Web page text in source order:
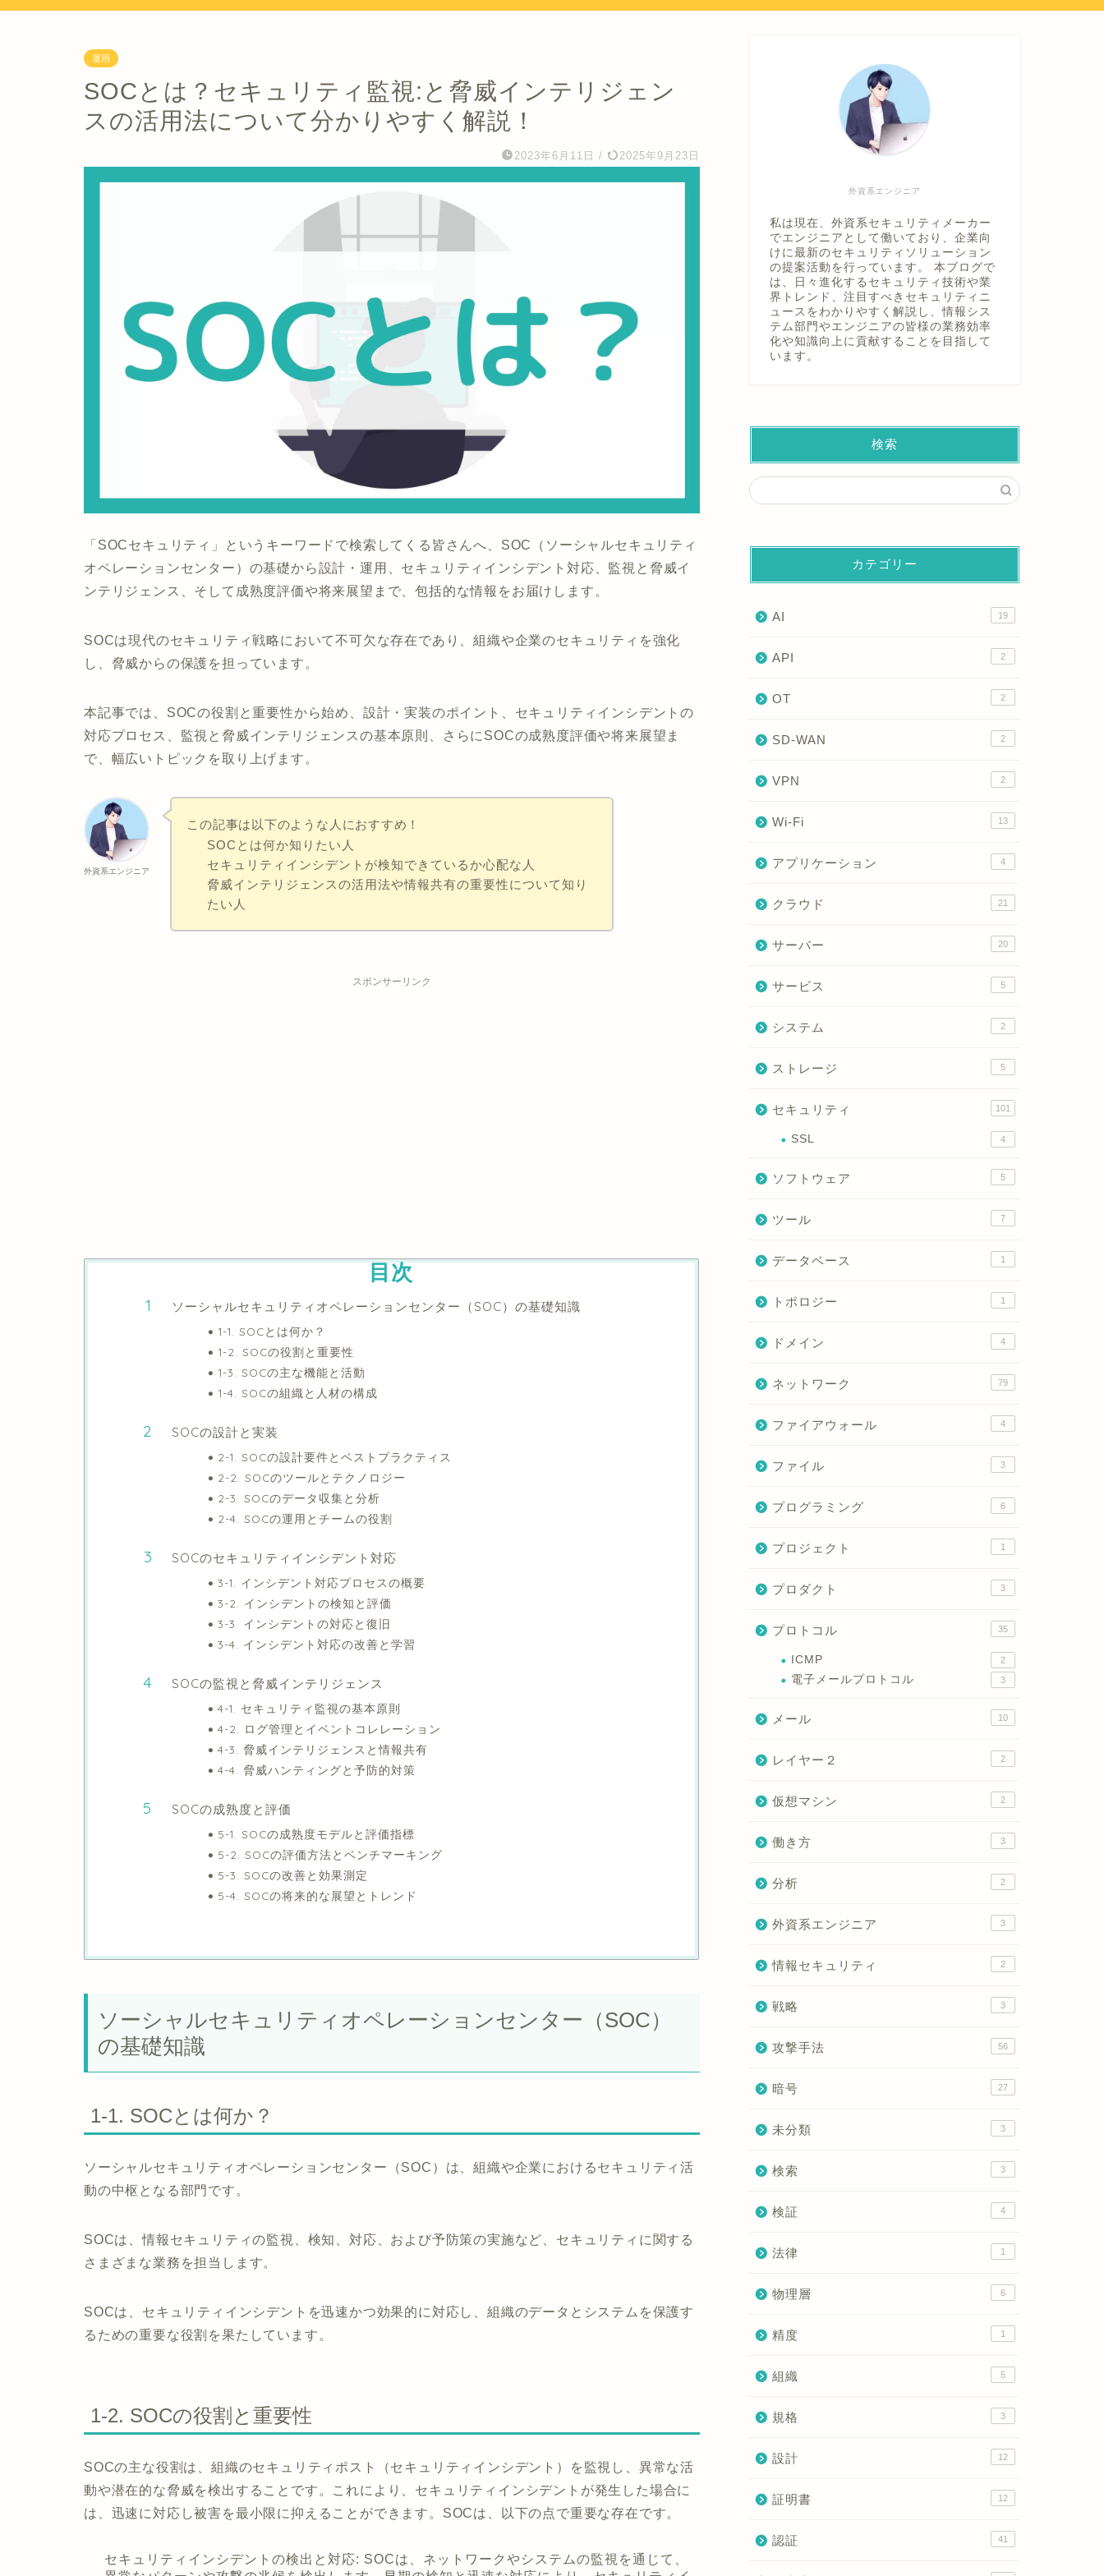
運用
SOCとは？セキュリティ監視:と脅威インテリジェン
スの活用法について分かりやすく解説！
2023年6月11日 / 2025年9月23日
「SOCセキュリティ」というキーワードで検索してくる皆さんへ、SOC（ソーシャルセキュリティ
オペレーションセンター）の基礎から設計・運用、セキュリティインシデント対応、監視と脅威イ
ンテリジェンス、そして成熟度評価や将来展望まで、包括的な情報をお届けします。
SOCは現代のセキュリティ戦略において不可欠な存在であり、組織や企業のセキュリティを強化
し、脅威からの保護を担っています。
本記事では、SOCの役割と重要性から始め、設計・実装のポイント、セキュリティインシデントの
対応プロセス、監視と脅威インテリジェンスの基本原則、さらにSOCの成熟度評価や将来展望ま
で、幅広いトピックを取り上げます。
外資系エンジニア
この記事は以下のような人におすすめ！
SOCとは何か知りたい人
セキュリティインシデントが検知できているか心配な人
脅威インテリジェンスの活用法や情報共有の重要性について知り
たい人
スポンサーリンク
目次
ソーシャルセキュリティオペレーションセンター（SOC）の基礎知識
1-1. SOCとは何か？
1-2. SOCの役割と重要性
1-3. SOCの主な機能と活動
1-4. SOCの組織と人材の構成
SOCの設計と実装
2-1. SOCの設計要件とベストプラクティス
2-2. SOCのツールとテクノロジー
2-3. SOCのデータ収集と分析
2-4. SOCの運用とチームの役割
SOCのセキュリティインシデント対応
3-1. インシデント対応プロセスの概要
3-2. インシデントの検知と評価
3-3. インシデントの対応と復旧
3-4. インシデント対応の改善と学習
SOCの監視と脅威インテリジェンス
4-1. セキュリティ監視の基本原則
4-2. ログ管理とイベントコレレーション
4-3. 脅威インテリジェンスと情報共有
4-4. 脅威ハンティングと予防的対策
SOCの成熟度と評価
5-1. SOCの成熟度モデルと評価指標
5-2. SOCの評価方法とベンチマーキング
5-3. SOCの改善と効果測定
5-4. SOCの将来的な展望とトレンド
ソーシャルセキュリティオペレーションセンター（SOC）
の基礎知識
1-1. SOCとは何か？
ソーシャルセキュリティオペレーションセンター（SOC）は、組織や企業におけるセキュリティ活
動の中枢となる部門です。
SOCは、情報セキュリティの監視、検知、対応、および予防策の実施など、セキュリティに関する
さまざまな業務を担当します。
SOCは、セキュリティインシデントを迅速かつ効果的に対応し、組織のデータとシステムを保護す
るための重要な役割を果たしています。
1-2. SOCの役割と重要性
SOCの主な役割は、組織のセキュリティポスト（セキュリティインシデント）を監視し、異常な活
動や潜在的な脅威を検出することです。これにより、セキュリティインシデントが発生した場合に
は、迅速に対応し被害を最小限に抑えることができます。SOCは、以下の点で重要な存在です。
セキュリティインシデントの検出と対応: SOCは、ネットワークやシステムの監視を通じて、
外資系エンジニア
私は現在、外資系セキュリティメーカー
でエンジニアとして働いており、企業向
けに最新のセキュリティソリューション
の提案活動を行っています。 本ブログで
は、日々進化するセキュリティ技術や業
界トレンド、注目すべきセキュリティニ
ュースをわかりやすく解説し、情報シス
テム部門やエンジニアの皆様の業務効率
化や知識向上に貢献することを目指して
います。
検索
カテゴリー
AI 19
API 2
OT 2
SD-WAN 2
VPN 2
Wi-Fi 13
アプリケーション 4
クラウド 21
サーバー 20
サービス 5
システム 2
ストレージ 5
セキュリティ 101
SSL 4
ソフトウェア 5
ツール 7
データベース 1
トポロジー 1
ドメイン 4
ネットワーク 79
ファイアウォール 4
ファイル 3
プログラミング 6
プロジェクト 1
プロダクト 3
プロトコル 35
ICMP 2
電子メールプロトコル 3
メール 10
レイヤー２ 2
仮想マシン 2
働き方 3
分析 2
外資系エンジニア 3
情報セキュリティ 2
戦略 3
攻撃手法 56
暗号 27
未分類 3
検索 3
検証 4
法律 1
物理層 6
精度 1
組織 5
規格 3
設計 12
証明書 12
認証 41